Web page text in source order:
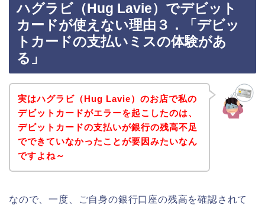
ハグラビ（Hug Lavie）でデビット
カードが使えない理由３．「デビッ
トカードの支払いミスの体験があ
る」
実はハグラビ（Hug Lavie）のお店で私の
デビットカードがエラーを起こしたのは、
デビットカードの支払いが銀行の残高不足
でできていなかったことが要因みたいなん
ですよね～
なので、一度、ご自身の銀行口座の残高を確認されて